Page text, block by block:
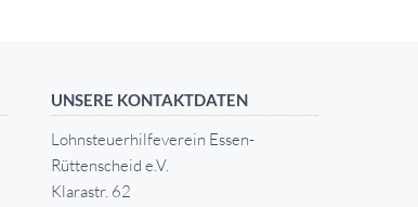
UNSERE KONTAKTDATEN
Lohnsteuerhilfeverein Essen-
Rüttenscheid e.V.
Klarastr. 62